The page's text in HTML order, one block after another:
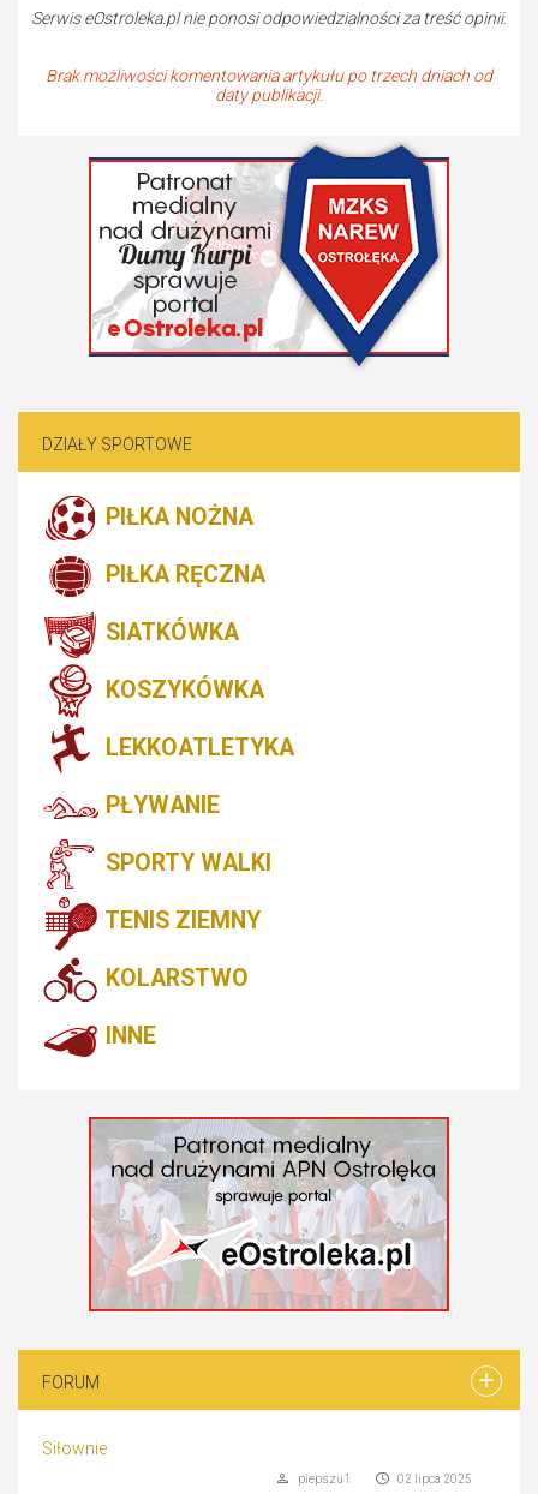
Serwis eOstroleka.pl nie ponosi odpowiedzialności za treść opinii.
Brak możliwości komentowania artykułu po trzech dniach od
daty publikacji.
DZIAŁY SPORTOWE
PIŁKA NOŻNA
PIŁKA RĘCZNA
SIATKÓWKA
KOSZYKÓWKA
LEKKOATLETYKA
PŁYWANIE
SPORTY WALKI
TENIS ZIEMNY
KOLARSTWO
INNE
FORUM
Siłownie
02 lipca 2025
piepszu1